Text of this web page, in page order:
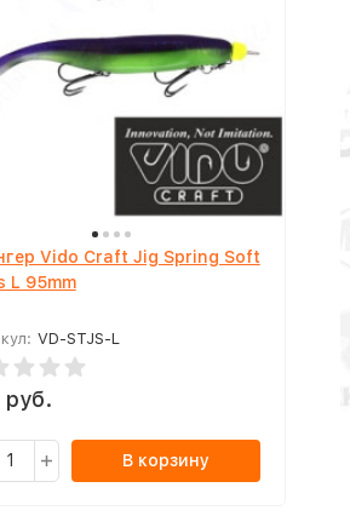
Vido Craft Jig Spring Soft
L 95mm
VD-STJS-L
руб.
В корзину